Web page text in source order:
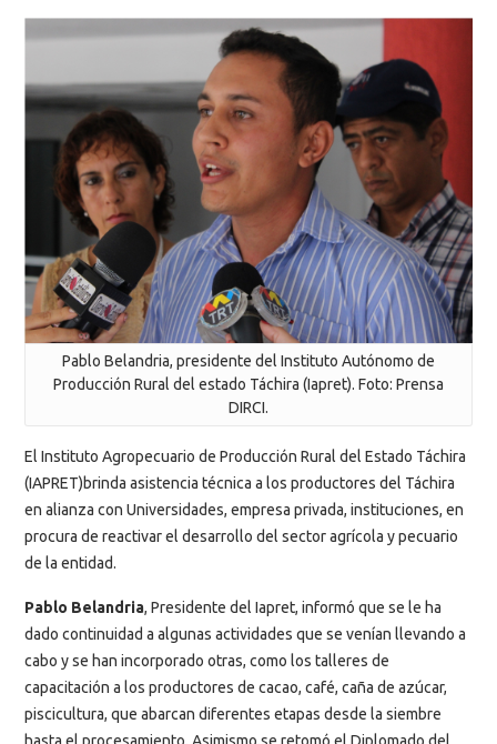
Pablo Belandria, presidente del Instituto Autónomo de
Producción Rural del estado Táchira (Iapret). Foto: Prensa
DIRCI.
El Instituto Agropecuario de Producción Rural del Estado Táchira
(IAPRET)brinda asistencia técnica a los productores del Táchira
en alianza con Universidades, empresa privada, instituciones, en
procura de reactivar el desarrollo del sector agrícola y pecuario
de la entidad.
Pablo Belandria, Presidente del Iapret, informó que se le ha
dado continuidad a algunas actividades que se venían llevando a
cabo y se han incorporado otras, como los talleres de
capacitación a los productores de cacao, café, caña de azúcar,
piscicultura, que abarcan diferentes etapas desde la siembre
hasta el procesamiento. Asimismo,se retomó el Diplomado del